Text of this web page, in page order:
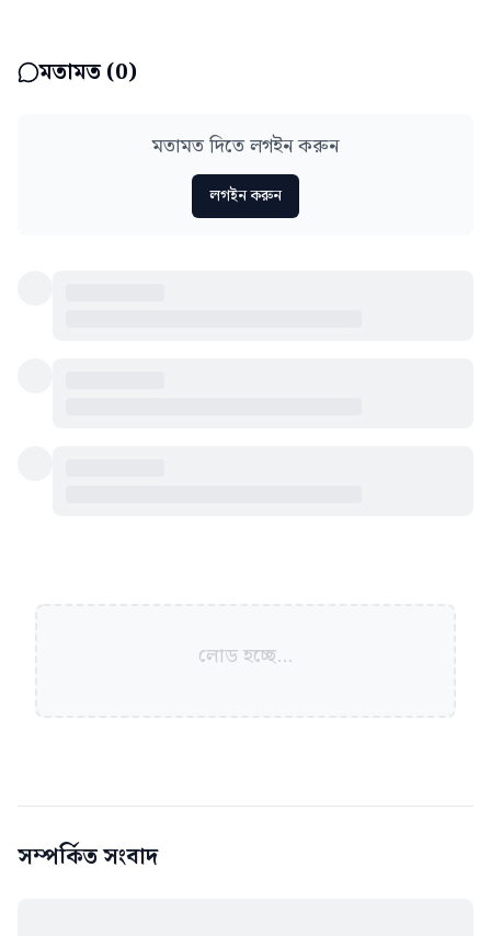
মতামত (0)
মতামত দিতে লগইন করুন
লগইন করুন
লোড হচ্ছে...
সম্পর্কিত সংবাদ